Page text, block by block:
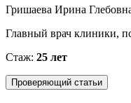
Гришаева Ирина
Главный врач клиники,
Стаж: 25 лет
Проверяющий статьи